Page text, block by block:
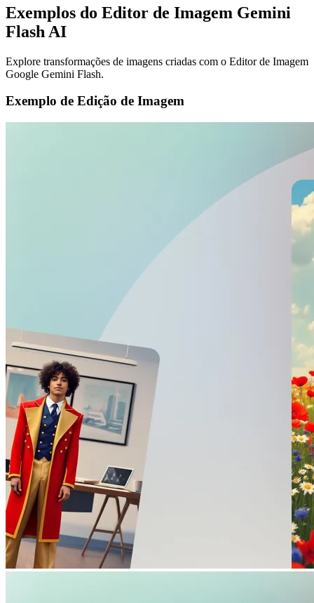
Exemplos do Editor de Imagem Gemini
Flash AI
Explore transformações de imagens criadas com o Editor de Imagem
Google Gemini Flash.
Exemplo de Edição de Imagem